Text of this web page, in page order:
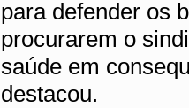
para defender os
procurarem o
saúde em
destacou.